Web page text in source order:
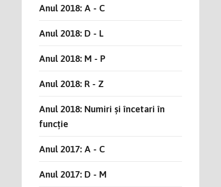
Anul 2018: A - C
Anul 2018: D - L
Anul 2018: M - P
Anul 2018: R - Z
Anul 2018: Numiri și încetari în
funcție
Anul 2017: A - C
Anul 2017: D - M